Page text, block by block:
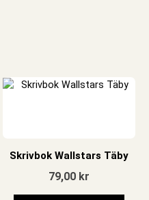
Skrivbok Wallstars Täby
79,00 kr